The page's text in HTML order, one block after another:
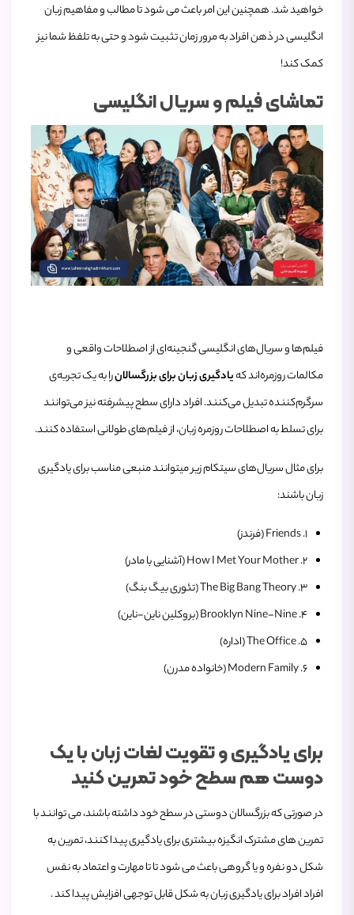
خواهید شد. همچنین این امر باعث می ‌شود تا مطالب و مفاهیم زبان
انگلیسی در ذهن افراد به مرور زمان تثبیت شود و حتی به تلفظ شما نیز
کمک کند!
تماشای فیلم و سریال انگلیسی
فیلم‌ها و سریال‌های انگلیسی گنجینه‌ای از اصطلاحات واقعی و
مکالمات روزمره‌اند کهیادگیری زبان برای بزرگسالانرا به یک تجربه‌ی
سرگرم‌کننده تبدیل می‌کنند. افراد دارای سطح پیشرفته نیز می‌توانند
برای تسلط به اصطلاحات روزمره زبان، از فیلم‌های طولانی استفاده کنند.
برای مثال سریال‌های سیتکام زیر میتوانند منبعی مناسب برای یادگیری
زبان باشند:
۱. Friends (فرندز)
۲. How I Met Your Mother (آشنایی با مادر)
۳. The Big Bang Theory (تئوری بیگ بنگ)
۴. Brooklyn Nine-Nine (بروکلین ناین-ناین)
۵. The Office (اداره)
۶. Modern Family (خانواده مدرن)
برای یادگیری و تقویت لغات زبان با یک
دوست هم‌ سطح خود تمرین کنید
در صورتی که بزرگسالان دوستی در سطح خود داشته باشند، می ‌توانند با
تمرین‌ های مشترک انگیزه بیشتری برای یادگیری پیدا کنند، تمرین به
شکل دو نفره و یا گروهی باعث می ‌شود تا تا مهارت و اعتماد به نفس
افراد افراد برای یادگیری زبان به شکل قابل توجهی افزایش پیدا کند .